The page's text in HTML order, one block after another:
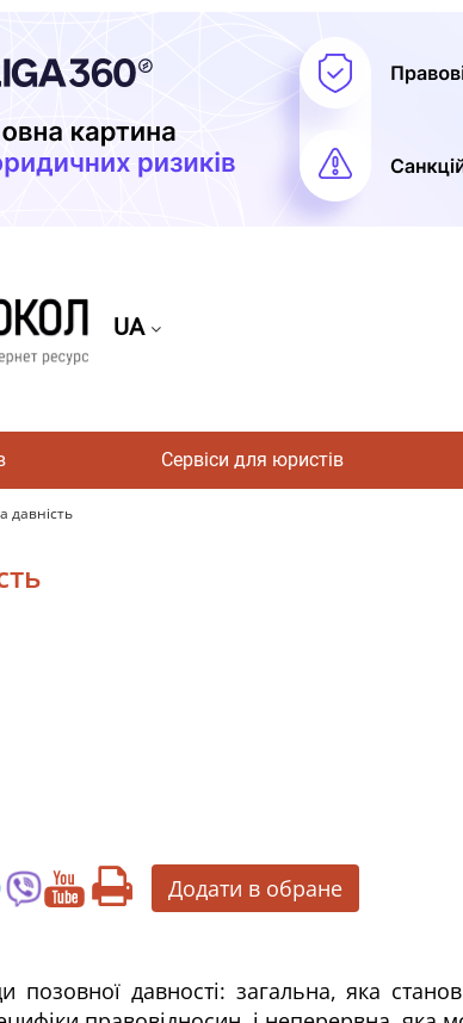
UA
Сервіси для юристів
давність
Додати в обране
позовної давності: загальна, яка